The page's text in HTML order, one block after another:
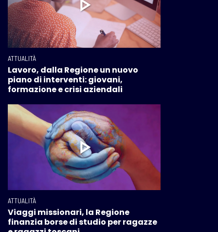
ATTUALITÀ
Lavoro, dalla Regione un nuovo
piano di interventi: giovani,
formazione e crisi aziendali
ATTUALITÀ
Viaggi missionari, la Regione
finanzia borse di studio per ragazze